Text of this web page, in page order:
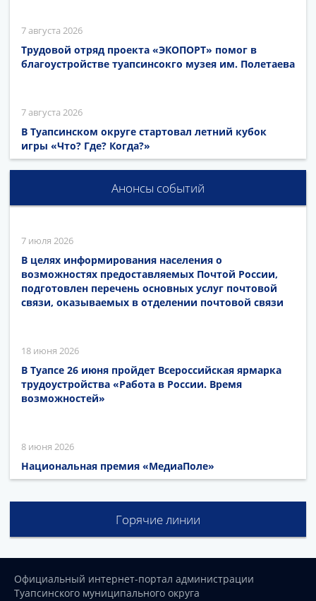
7 августа 2026
Трудовой отряд проекта «ЭКОПОРТ» помог в
благоустройстве туапсинсокго музея им. Полетаева
7 августа 2026
В Туапсинском округе стартовал летний кубок
игры «Что? Где? Когда?»
Анонсы событий
7 июля 2026
В целях информирования населения о
возможностях предоставляемых Почтой России,
подготовлен перечень основных услуг почтовой
связи, оказываемых в отделении почтовой связи
18 июня 2026
В Туапсе 26 июня пройдет Всероссийская ярмарка
трудоустройства «Работа в России. Время
возможностей»
8 июня 2026
Национальная премия «МедиаПоле»
Горячие линии
Официальный интернет-портал администрации
Туапсинского муниципального округа